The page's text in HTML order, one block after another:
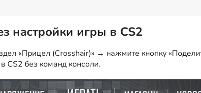
настройки игры в CS2
«Прицел (Crosshair)» → нажмите кнопку
CS2 без команд консоли.